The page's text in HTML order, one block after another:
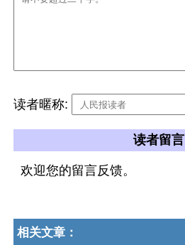
读者暱称:
读者留言
欢迎您的留言反馈。
相关文章：